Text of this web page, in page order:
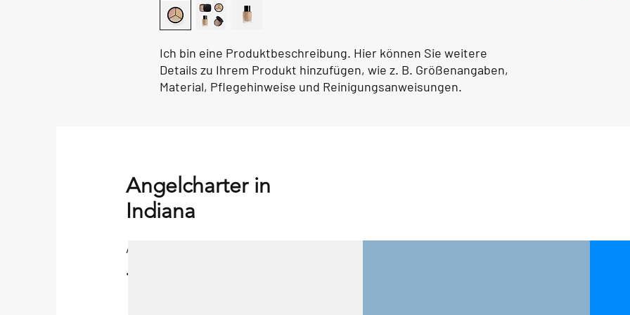
Ich bin eine Produktbeschreibung. Hier können Sie weitere
Details zu Ihrem Produkt hinzufügen, wie z. B. Größenangaben,
Material, Pflegehinweise und Reinigungsanweisungen.
Angelcharter in
Indiana
Angelcharter